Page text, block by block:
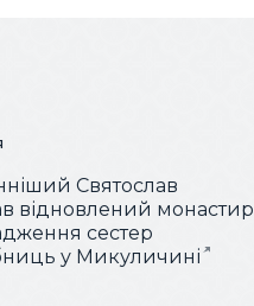
Святослав
відновлений монастир
сестер
у Микуличині